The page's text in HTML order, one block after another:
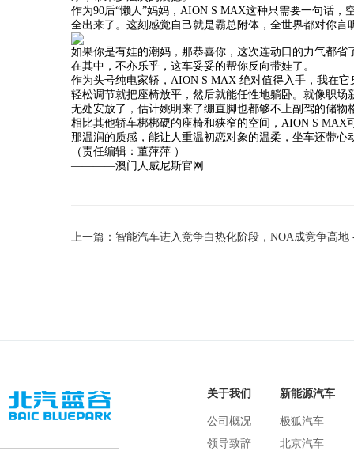
作为90后“懒人”妈妈，AION S MAX这种只需要一句话
全出来了。这刻感觉自己就是霸总附体，全世界都对你
如果你是有娃的潮妈，那恭喜你，这次连动口的力气都
在其中，不亦乐乎，这车妥妥的帮你反向带娃了。
作为头号纯电家轿，AION S MAX 绝对值得入手，我在
轻松调节就把座椅放平，然后就能任性地躺卧。就像职
无处安放了，估计姚明来了绷直脚也都够不上副驾的储物
相比其他轿车梆梆硬的座椅和狭窄的空间，AION S
那温润的质感，能让人重温初恋对象的温柔，坐车还带心
（责任编辑：董萍萍 ）
————澳门人威尼斯官网
关于我们
公司概况
领导致辞
新能源汽车
极狐汽车
北京汽车